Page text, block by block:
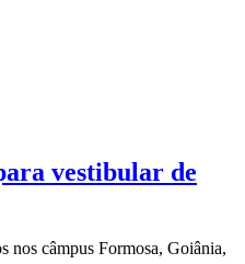
vestibular de
nos câmpus Formosa, Goiânia,